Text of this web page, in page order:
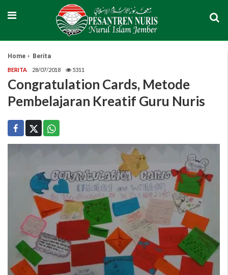
Home Berita
BERITA 28/07/2018 5311
Congratulation Cards, Metode
Pembelajaran Kreatif Guru Nuris